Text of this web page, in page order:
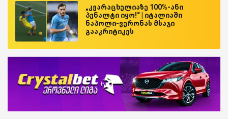
„კვარაცხელიაზე 100%-ანი
პენალტი იყო!“ | იტალიაში
ნაპოლი-ვერონას მსაჯი
გააკრიტიკეს